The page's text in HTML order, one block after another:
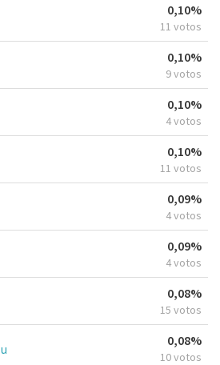
0,10%
11 votos
0,10%
9 votos
0,10%
4 votos
0,10%
11 votos
0,09%
4 votos
0,09%
4 votos
0,08%
15 votos
0,08%
10 votos